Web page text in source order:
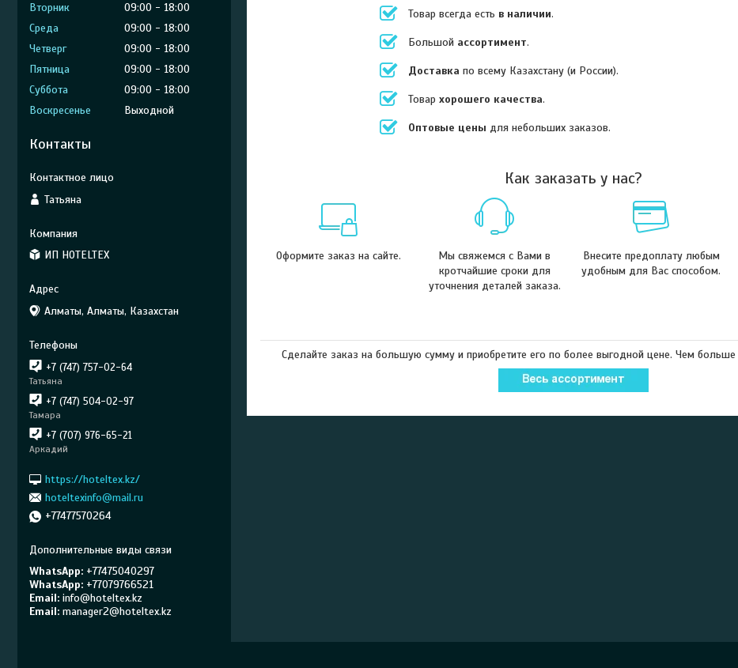
Товар всегда есть в наличии.
Большой ассортимент.
Доставка по всему Казахстану (и России).
Товар хорошего качества.
Оптовые цены для небольших заказов.
Как заказать у нас?
Оформите заказ на сайте.
Мы свяжемся с Вами в
кротчайшие сроки для
уточнения деталей заказа.
Внесите предоплату любым
удобным для Вас способом.
Сделайте заказ на большую сумму и приобретите его по более выгодной цене. Чем
Вторник
09:00
18:00
Среда
09:00
18:00
Четверг
09:00
18:00
Пятница
09:00
18:00
Суббота
09:00
18:00
Воскресенье
Выходной
Контакты
Татьяна
ИП HOTELTEX
Алматы, Алматы, Казахстан
+7 (747) 757-02-64
Татьяна
+7 (747) 504-02-97
Тамара
+7 (707) 976-65-21
Аркадий
https://hoteltex.kz/
hoteltexinfo@mail.ru
+77477570264
WhatsApp +77475040297
WhatsApp +77079766521
Email info@hoteltex.kz
Email manager2@hoteltex.kz